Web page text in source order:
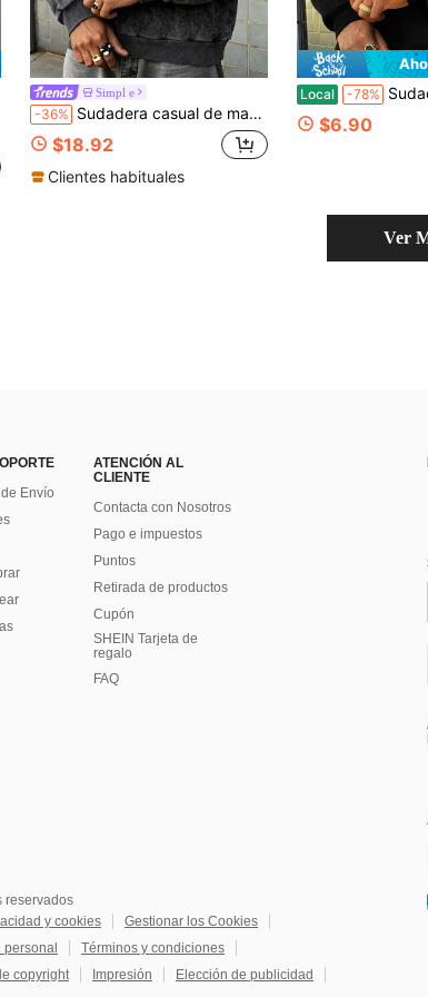
Simpl e
-36% Sudadera casual de manga larga con cuello redondo y efecto desgastado para hombre
$18.92
Clientes habituales
Local -78% Sudadera de algodón con
$6.90
Ver
Envío
ATENCIÓN AL
CLIENTE
Contacta con Nosotros
Pago e impuestos
Puntos
Retirada de productos
Cupón
SHEIN Tarjeta de
regalo
FAQ
reservados
y cookies
Gestionar los Cookies
Términos y condiciones
copyright Impresión
Elección de publicidad